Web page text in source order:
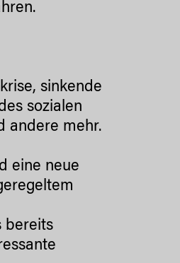
sinkende
sozialen
andere mehr.
eine neue
bereits